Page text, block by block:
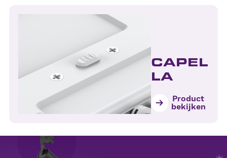
CAPEL
LA
Product
bekijken